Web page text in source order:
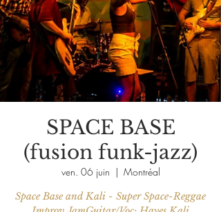
SPACE BASE
(fusion funk-jazz)
ven. 06 juin
  |
Montréal
Space Base and Kali - Super Space-Reggae